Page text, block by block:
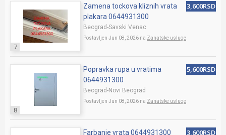
7
Zamena tockova kliznih vrata
plakara 0644931300
Beograd-Savski Venac
Postavljen Jun 08, 2026 na Zanatske usluge
3,600RSD
8
Popravka rupa u vratima
0644931300
Beograd-Novi Beograd
Postavljen Jun 08, 2026 na Zanatske usluge
5,600RSD
Farbanje vrata 0644931300 3,600RSD